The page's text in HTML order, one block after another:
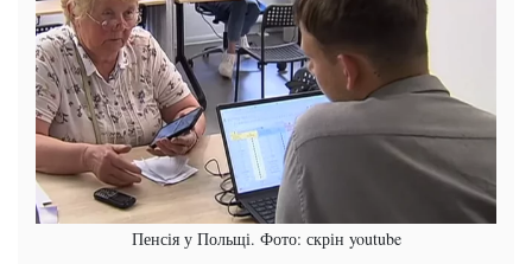
Пенсія у Польщі. Фото: скрін youtube